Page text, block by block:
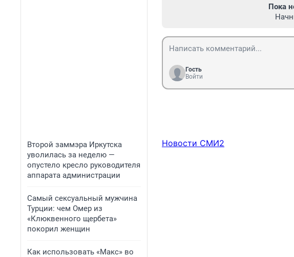
Второй заммэра Иркутска
уволилась за неделю —
опустело кресло руководителя
аппарата администрации
Самый сексуальный мужчина
Турции: чем Омер из
«Клюквенного щербета»
покорил женщин
Как использовать «Макс» во
Пока
Гость
Войти
Новости СМИ2